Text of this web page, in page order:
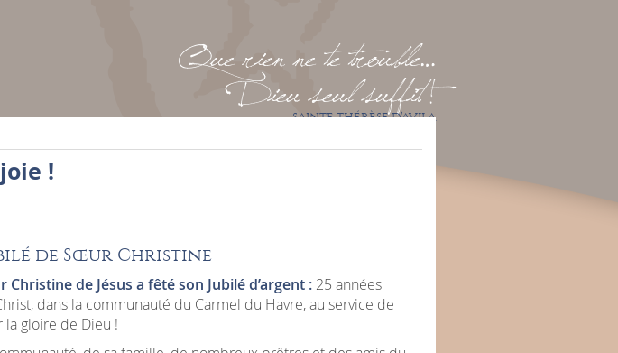
Que rien ne te trouble…
Dieu seul suffit !
SAINTE THÉRÈSE D’AVILA
!
de Sœur Christine
de Jésus a fêté son Jubilé d’argent :25 années
dans la communauté du Carmel du Havre, au service de
la gloire de Dieu !